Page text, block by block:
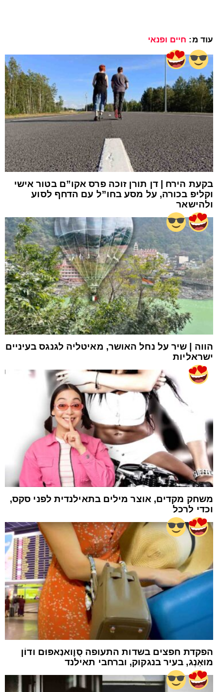
עוד מ: חיים ופנאי
בקעת הירח | דן תורן זוכה פרס אקו”ם בטור אישי
וקליפ בכורה, על מסע בחו”ל עם הדחף לסוע
ולהישאר
הווה | שיר על נחל האושר, מאיטליה לגנגס בעיניים
ישראליות
משחק מקדים, אוצר מילים בתאילנדית לפני סקס,
וכדי לרכל
הפקדת חפצים בשדות התעופה סֻוׇואנַאפּוּם ודוֹן
מוּאַנְג, בעיר בנגקוק, וברחבי תאילנד